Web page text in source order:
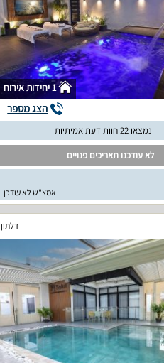
1 יחידות אירוח
הצג מספר
נמצאו 22 חוות דעת אמיתיות
לא עודכנו תאריכים פנויים
אמצ"ש לא עודכן
דלתון